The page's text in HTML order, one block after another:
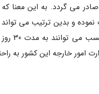
می گردد. به این معنا که
دریافت نموده و بدین ترتیب می
نکته
امور خارجه این کشور به